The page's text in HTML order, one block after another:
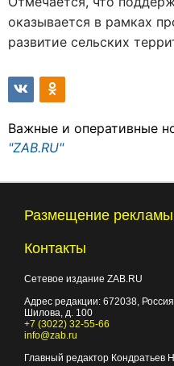
оказывается в рамках
развитие сельских
Важные и оперативные
"ZAB.RU"
Размещение рекламы
Контакты
Сетевое издание ZAB.RU
Адрес редакции: 672038 ,
Шилова, д. 100
+7 (3022) 32-55-66
info@zab.ru
Главный редактор Кондратьев